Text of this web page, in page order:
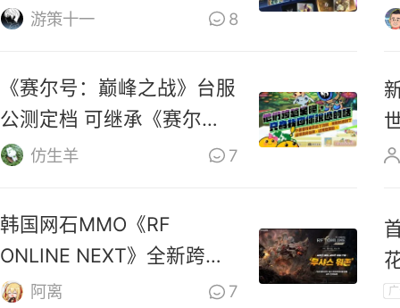
是……游策十一 8
《赛尔号：巅峰之战》台服
公测定档 可继承《赛尔
号》数据
仿生羊 7
韩国网石MMO《RF
ONLINE NEXT》全新跨服
战区上线
阿离 7